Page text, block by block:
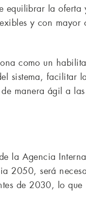
equilibrar la
y con
como un
sistema, facilitar
manera ágil a
la Agencia
2050, será
de 2030, lo